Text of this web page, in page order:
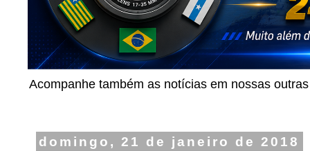
Acompanhe também as notícias em nossas
domingo, 21 de janeiro de 2018